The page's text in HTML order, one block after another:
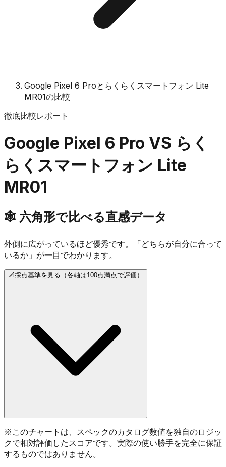
Google Pixel 6 Proとらくらくスマートフォン Lite
MR01の比較
徹底比較レポート
Google Pixel 6 Pro VS らく
らくスマートフォン Lite
MR01
🕸️ 六角形で比べる直感データ
外側に広がっているほど優秀です。「どちらが自分に合って
いるか」が一目でわかります。
📐採点基準を見る（各軸は100点満点で評価）
※ このチャートは、スペックのカタログ数値を独自のロジッ
クで相対評価したスコアです。実際の使い勝手を完全に保証
するものではありません。